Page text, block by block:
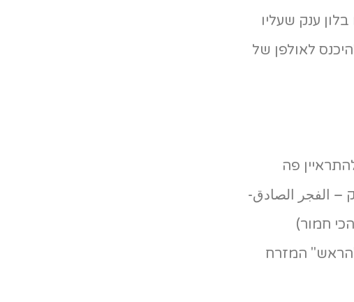
ענק שעליו
לאולפן של
פה
الفجر الصادق-
חמור)
המזרח